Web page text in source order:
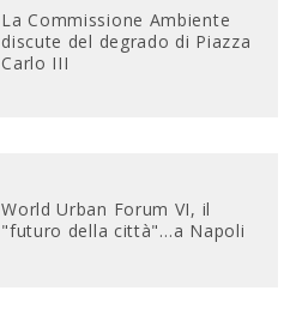
La Commissione Ambiente
discute del degrado di Piazza
Carlo III
World Urban Forum VI, il
"futuro della città"…a Napoli